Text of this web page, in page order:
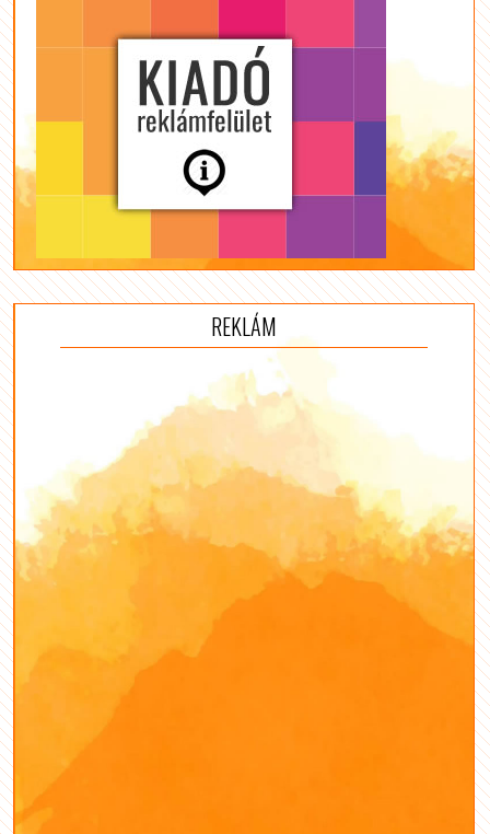
REKLÁM